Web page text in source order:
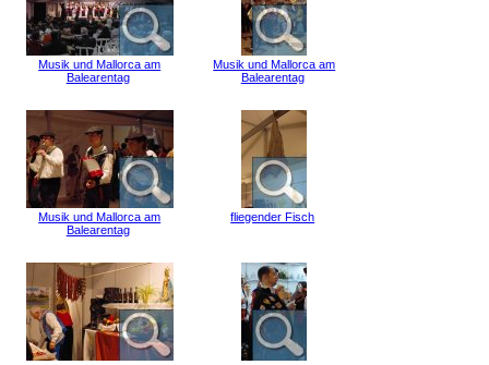
Musik und Mallorca am
Balearentag
Musik und Mallorca am
Balearentag
Musik und Mallorca am
Balearentag
fliegender Fisch